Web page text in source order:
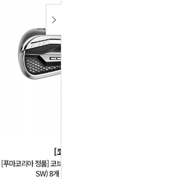
[코브라]
[푸마코리아 정품] 코브라 26년 킹 KING IRON (5-
SW) 8개 아이언세트 GF